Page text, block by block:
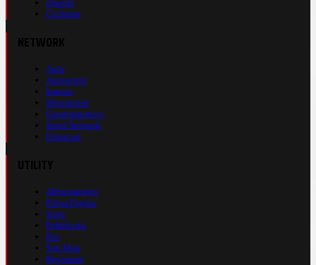
eSports
Ciclismo
Auto
Autosprint
Inmoto
Motosprint
Guerinsportivo
Sport Network
Fantacup
Abbonamenti
Prima Pagina
Store
Pubblicità
Rss
Site Map
Registrati